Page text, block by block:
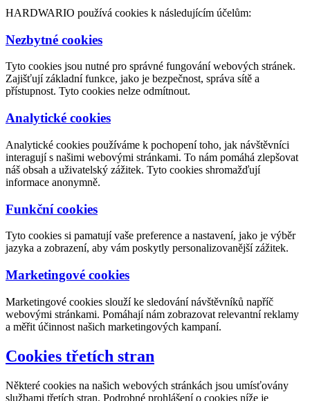
HARDWARIO používá cookies k následujícím účelům:
Nezbytné cookies
Tyto cookies jsou nutné pro správné fungování webových stránek.
Zajišťují základní funkce, jako je bezpečnost, správa sítě a
přístupnost. Tyto cookies nelze odmítnout.
Analytické cookies
Analytické cookies používáme k pochopení toho, jak návštěvníci
interagují s našimi webovými stránkami. To nám pomáhá zlepšovat
náš obsah a uživatelský zážitek. Tyto cookies shromažďují
informace anonymně.
Funkční cookies
Tyto cookies si pamatují vaše preference a nastavení, jako je výběr
jazyka a zobrazení, aby vám poskytly personalizovanější zážitek.
Marketingové cookies
Marketingové cookies slouží ke sledování návštěvníků napříč
webovými stránkami. Pomáhají nám zobrazovat relevantní reklamy
a měřit účinnost našich marketingových kampaní.
Cookies třetích stran
Některé cookies na našich webových stránkách jsou umísťovány
službami třetích stran. Podrobné prohlášení o cookies níže je